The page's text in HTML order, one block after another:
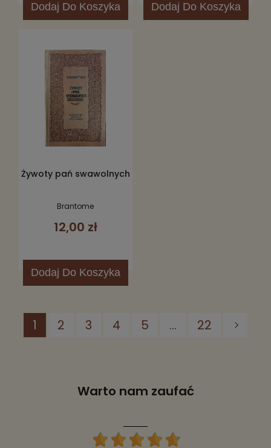
Dodaj Do Koszyka Dodaj Do Koszyka
Żywoty pań swawolnych
Brantome
12,00 zł
Dodaj Do Koszyka
1 2 3 4 5 ... 22
Warto nam zaufać